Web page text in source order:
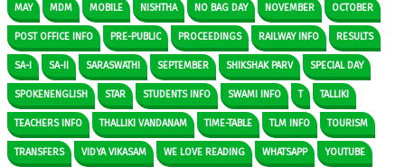
MAY MDM MOBILE NISHTHA NO BAG DAY NOVEMBER OCTOBER
POST OFFICE INFO PRE-PUBLIC PROCEEDINGS RAILWAY INFO RESULTS
SA-I SA-II SARASWATHI SEPTEMBER SHIKSHAK PARV SPECIAL DAY
SPOKENENGLISH STAR STUDENTS INFO SWAMI INFO T TALLIKI
TEACHERS INFO THALLIKI VANDANAM TIME-TABLE TLM INFO TOURISM
TRANSFERS VIDYA VIKASAM WE LOVE READING WHATSAPP YOUTUBE